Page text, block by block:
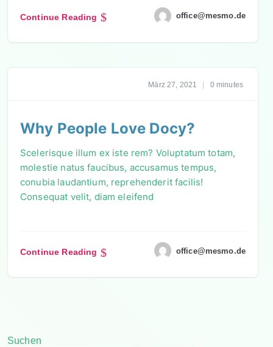
Continue Reading office@mesmo.de
März 27, 2021 | 0 minutes
Why People Love Docy?
Scelerisque illum ex iste rem? Voluptatum totam,
molestie natus faucibus, accusamus tempus,
conubia laudantium, reprehenderit facilis!
Consequat velit, diam eleifend
Continue Reading office@mesmo.de
Suchen